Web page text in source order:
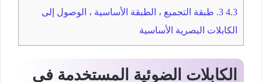
4.3
3. طبقة التجميع ، الطبقة الأساسية ، الوصول إلى
الكابلات البصرية الأساسية
الكابلات الضوئية المستخدمة في